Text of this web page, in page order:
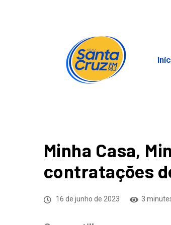
Minha Casa,
contratações
16 de junho de 2023 3